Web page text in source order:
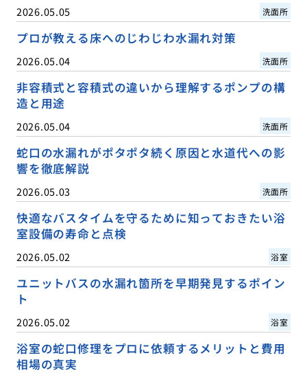
2026.05.05 洗面所
プロが教える床へのじわじわ水漏れ対策
2026.05.04 洗面所
非容積式と容積式の違いから理解するポンプの構
造と用途
2026.05.04 洗面所
蛇口の水漏れがポタポタ続く原因と水道代への影
響を徹底解説
2026.05.03 洗面所
快適なバスタイムを守るために知っておきたい浴
室設備の寿命と点検
2026.05.02 浴室
ユニットバスの水漏れ箇所を早期発見するポイン
ト
2026.05.02 浴室
浴室の蛇口修理をプロに依頼するメリットと費用
相場の真実